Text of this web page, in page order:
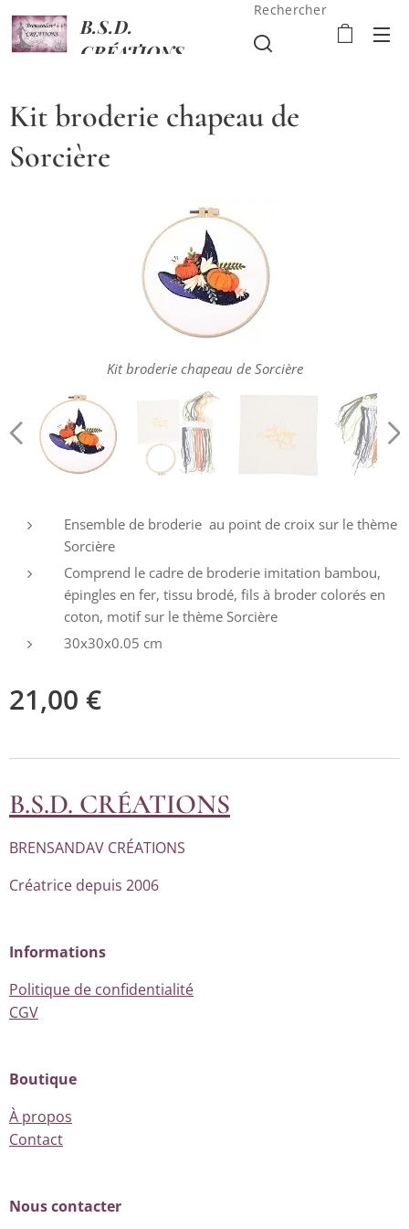
B.S.D.
CRÉATIONS
Rechercher
Kit broderie chapeau de
Sorcière
Kit broderie chapeau de Sorcière
Kit broderie chapeau de Sorcière
Kit broderie chapeau de Sorcière
Kit broderie chapeau de Sorcière
Ensemble de broderie au point de croix sur le thème
Sorcière
Comprend le cadre de broderie imitation bambou,
épingles en fer, tissu brodé, fils à broder colorés en
coton, motif sur le thème Sorcière
30x30x0.05 cm
21,00 €
B.S.D. CRÉATIONS
BRENSANDAV CRÉATIONS
Créatrice depuis 2006
Informations
Politique de confidentialité
CGV
Boutique
À propos
Contact
Nous contacter